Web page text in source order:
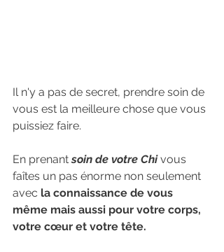
Il n'y a pas de secret, prendre soin de
vous est la meilleure chose que vous
puissiez faire.
En prenant soin de votre Chi vous
faîtes un pas énorme non seulement
avec la connaissance de vous
même mais aussi pour votre corps,
votre cœur et votre tête.